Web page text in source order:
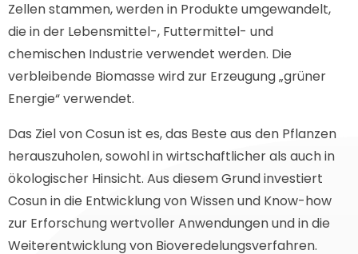
Zellen stammen, werden in Produkte umgewandelt,
die in der Lebensmittel-, Futtermittel- und
chemischen Industrie verwendet werden. Die
verbleibende Biomasse wird zur Erzeugung „grüner
Energie“ verwendet.
Das Ziel von Cosun ist es, das Beste aus den Pflanzen
herauszuholen, sowohl in wirtschaftlicher als auch in
ökologischer Hinsicht. Aus diesem Grund investiert
Cosun in die Entwicklung von Wissen und Know-how
zur Erforschung wertvoller Anwendungen und in die
Weiterentwicklung von Bioveredelungsverfahren.